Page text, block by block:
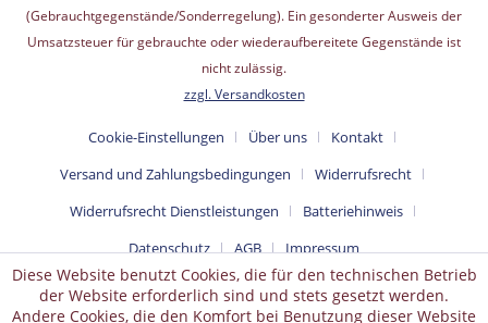
(Gebrauchtgegenstände/Sonderregelung). Ein gesonderter Ausweis der
Umsatzsteuer für gebrauchte oder wiederaufbereitete Gegenstände ist
nicht zulässig.
zzgl. Versandkosten
Cookie-Einstellungen Über uns
Kontakt
Versand und Zahlungsbedingungen
Widerrufsrecht
Widerrufsrecht Dienstleistungen
Batteriehinweis
Datenschutz
AGB Impressum
Diese Website benutzt Cookies, die für den technischen Betrieb
der Website erforderlich sind und stets gesetzt werden.
Andere Cookies, die den Komfort bei Benutzung dieser Website